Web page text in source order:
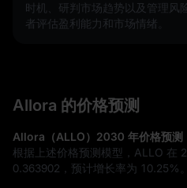
时机、研判市场趋势以及管理风
者评估盈利能力和市场情绪。
Allora 的价格预测
Allora（ALLO）2030 年价格预测
根据上述价格预测模型，ALLO 在
0.363902 ，预计增长率为 10.25%